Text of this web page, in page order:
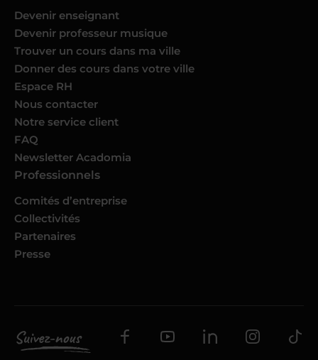
Devenir enseignant
Devenir professeur musique
Trouver un cours dans ma ville
Donner des cours dans votre ville
Espace RH
Nous contacter
Notre service client
FAQ
Newsletter Acadomia
Professionnels
Comités d’entreprise
Collectivités
Partenaires
Presse